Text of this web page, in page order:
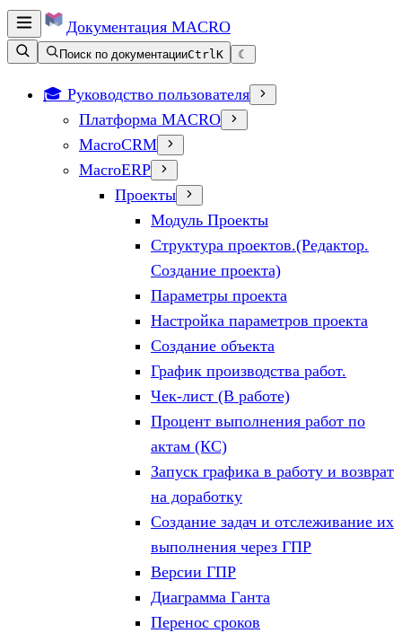
Документация MACRO
Поиск по документацииCtrlK ☾
🎓 Руководство пользователя
Платформа MACRO
MacroCRM
MacroERP
Проекты
Модуль Проекты
Структура проектов.(Редактор.
Создание проекта)
Параметры проекта
Настройка параметров проекта
Создание объекта
График производства работ.
Чек-лист (В работе)
Процент выполнения работ по
актам (КС)
Запуск графика в работу и возврат
на доработку
Создание задач и отслеживание их
выполнения через ГПР
Версии ГПР
Диаграмма Ганта
Перенос сроков